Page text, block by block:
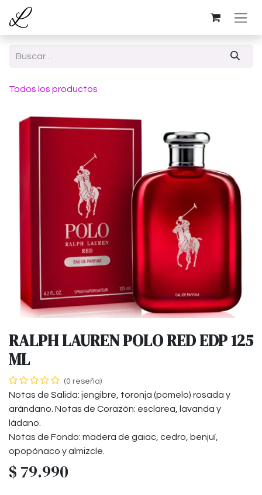
Ir al contenido
Todos los productos
RALPH LAUREN POLO RED EDP 125
ML
(0 reseña)
Notas de Salida: jengibre, toronja (pomelo) rosada y
arándano. Notas de Corazón: esclarea, lavanda y
ládano.
Notas de Fondo: madera de gaiac, cedro, benjuí,
opopónaco y almizcle.
$ 79.990